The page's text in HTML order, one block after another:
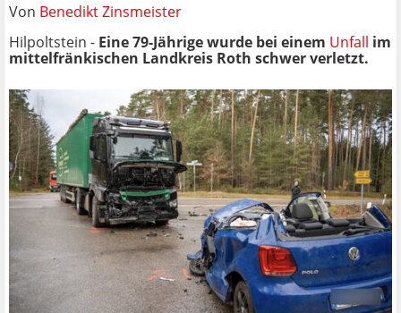
Von Benedikt Zinsmeister
Hilpoltstein - Eine 79-Jährige wurde bei einem Unfall im
mittelfränkischen Landkreis Roth schwer verletzt.